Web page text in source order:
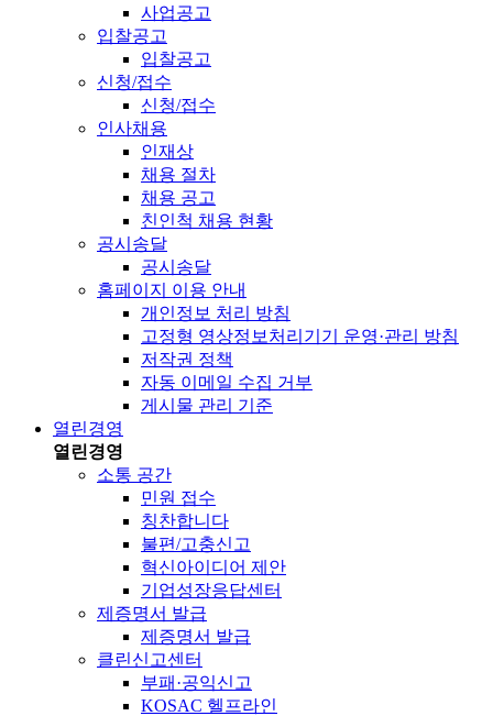
사업공고
입찰공고
입찰공고
신청/접수
신청/접수
인사채용
인재상
채용 절차
채용 공고
친인척 채용 현황
공시송달
공시송달
홈페이지 이용 안내
개인정보 처리 방침
고정형 영상정보처리기기 운영·관리 방침
저작권 정책
자동 이메일 수집 거부
게시물 관리 기준
열린경영
열린경영
소통 공간
민원 접수
칭찬합니다
불편/고충신고
혁신아이디어 제안
기업성장응답센터
제증명서 발급
제증명서 발급
클린신고센터
부패·공익신고
KOSAC 헬프라인